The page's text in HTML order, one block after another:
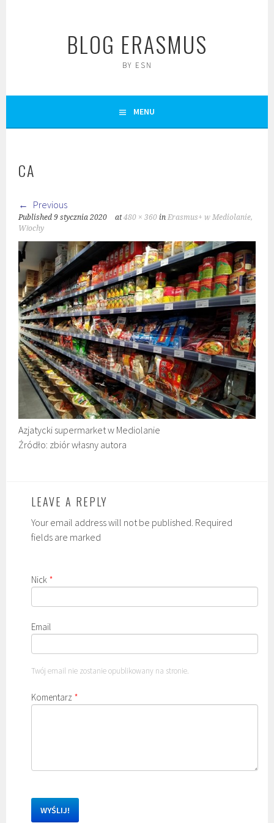
BLOG ERASMUS
BY ESN
MENU
CA
Previous
Published9 stycznia 2020 at480 × 360 inErasmus+ w Mediolanie,
Włochy
Azjatycki supermarket w Mediolanie
Źródło: zbiór własny autora
LEAVE A REPLY
Your email address will not be published. Required
fields are marked
Nick *
Email
Twój email nie zostanie opublikowany na stronie.
Komentarz *